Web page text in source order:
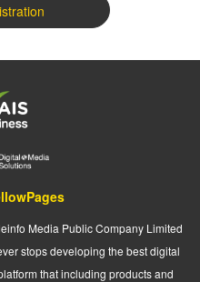
Media Public Company Limited
stops developing the best digital
that including products and